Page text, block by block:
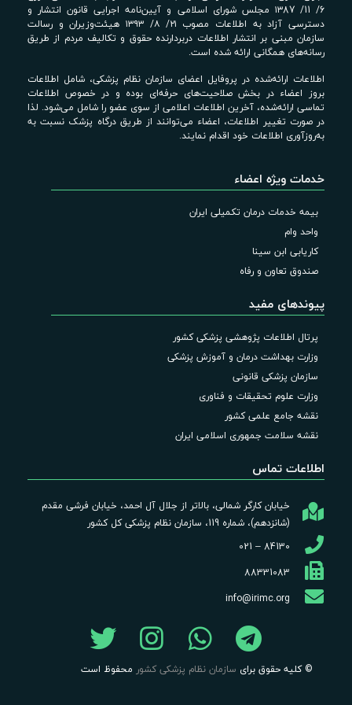
6/ 11/ ۱۳87 مجلس شورای اسلامی و آیین‌نامه اجرایی قانون انتشار و
دسترسی آزاد به اطلاعات مصوب ۲۱/ ۸/ ۱۳۹۳ هیئت‌وزیران و رسالت
سازمان مبنی بر انتشار اطلاعات دربردارنده حقوق و تکالیف مردم از طریق
رسانه‌های همگانی ارائه شده است.
اطلاعات ارائه‌شده در پروفایل اعضای سازمان نظام پزشکی، شامل اطلاعات
بروز اعضاء در بخش صلاحیت‌های حرفه‌ای بوده و در خصوص اطلاعات
تماسی ارائه‌شده، آخرین اطلاعات اعلامی از سوی عضو را شامل می‌شود. لذا
در صورت تغییر اطلاعات، اعضاء می‌توانند از طریق درگاه پزشک نسبت به
به‌روزآوری اطلاعات خود اقدام نمایند.
خدمات ویژه اعضاء
بیمه خدمات درمان تکمیلی ایران
واحد وام
کاریابی ابن سینا
صندوق تعاون و رفاه
پیوندهای مفید
پرتال اطلاعات پژوهشی پزشکی کشور
وزارت بهداشت درمان و آموزش پزشکی
سازمان پزشکی قانونی
وزارت علوم تحقیقات و فناوری
نقشه جامع علمی کشور
نقشه سلامت جمهوری اسلامی ایران
اطلاعات تماس
خیابان کارگر شمالی، بالاتر از جلال آل احمد، خیابان فرشی مقدم
(شانزدهم)، شماره 119، سازمان نظام پزشکی کل کشور
84130 – 021
88331083
info@irimc.org
© کلیه حقوق برای سازمان نظام پزشکی کشور محفوظ است